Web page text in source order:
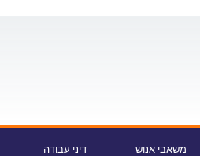
משאבי אנוש דיני עבודה